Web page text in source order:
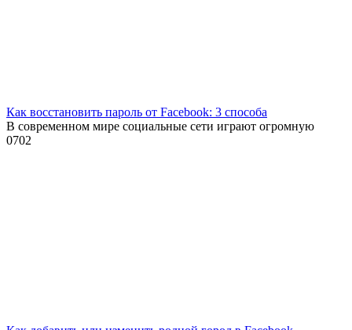
Как восстановить пароль от Facebook: 3 способа
В современном мире социальные сети играют огромную
0702